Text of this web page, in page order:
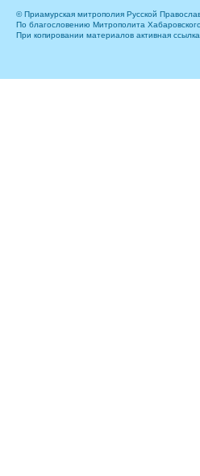
© Приамурская митрополия Русской
По благословению Митрополита
При копировании материалов активная